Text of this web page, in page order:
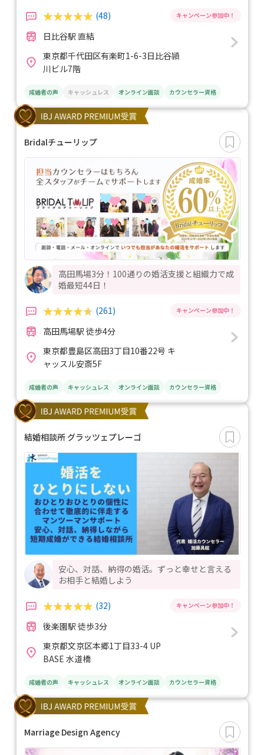
(48)
日比谷駅 直結
東京都千代田区有楽町1-6-3日比谷頴
川ビル7階
成婚者の声 キャッシュレス オンライン面談 カウンセラー資格
Bridalチューリップ
高田馬場3分！100通りの婚活支援と組織力で成
婚最短44日！
(261)
高田馬場駅 徒歩4分
東京都豊島区高田3丁目10番22号 キ
ャッスル安斎5F
成婚者の声 キャッシュレス オンライン面談 カウンセラー資格
結婚相談所 グラッツェプレーゴ
安心、対話、納得の婚活。ずっと幸せと言える
お相手と結婚しよう
(32)
後楽園駅 徒歩3分
東京都文京区本郷1丁目33-4 UP
BASE 水道橋
成婚者の声 キャッシュレス オンライン面談 カウンセラー資格
Marriage Design Agency